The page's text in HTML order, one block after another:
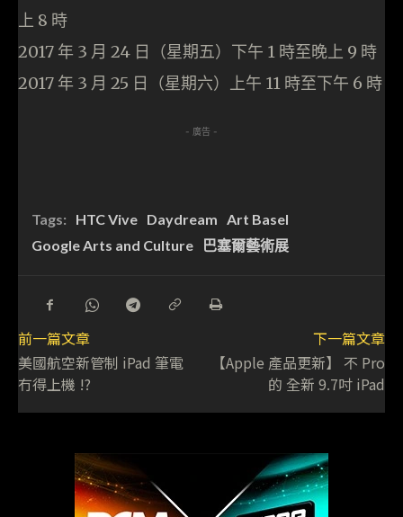
上 8 時
2017 年 3 月 24 日（星期五）下午 1 時至晚上 9 時
2017 年 3 月 25 日（星期六）上午 11 時至下午 6 時
- 廣告 -
Tags: HTC Vive Daydream Art Basel
Google Arts and Culture
巴塞爾藝術展
前一篇文章
美國航空新管制 iPad 筆電
冇得上機 !?
下一篇文章
【Apple 產品更新】 不 Pro
的 全新 9.7吋 iPad